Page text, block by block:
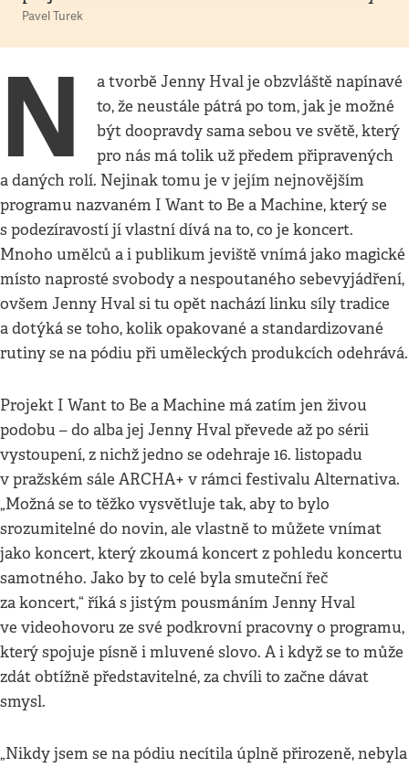
Pavel Turek
N
a tvorbě Jenny Hval je obzvláště napínavé
to, že neustále pátrá po tom, jak je možné
být doopravdy sama sebou ve světě, který
pro nás má tolik už předem připravených
a daných rolí. Nejinak tomu je v jejím nejnovějším
programu nazvaném I Want to Be a Machine, který se
s podezíravostí jí vlastní dívá na to, co je koncert.
Mnoho umělců a i publikum jeviště vnímá jako magické
místo naprosté svobody a nespoutaného sebevyjádření,
ovšem Jenny Hval si tu opět nachází linku síly tradice
a dotýká se toho, kolik opakované a standardizované
rutiny se na pódiu při uměleckých produkcích odehrává.
Projekt I Want to Be a Machine má zatím jen živou
podobu – do alba jej Jenny Hval převede až po sérii
vystoupení, z nichž jedno se odehraje 16. listopadu
v pražském sále ARCHA+ v rámci festivalu Alternativa.
„Možná se to těžko vysvětluje tak, aby to bylo
srozumitelné do novin, ale vlastně to můžete vnímat
jako koncert, který zkoumá koncert z pohledu koncertu
samotného. Jako by to celé byla smuteční řeč
za koncert,“ říká s jistým pousmáním Jenny Hval
ve videohovoru ze své podkrovní pracovny o programu,
který spojuje písně i mluvené slovo. A i když se to může
zdát obtížně představitelné, za chvíli to začne dávat
smysl.
„Nikdy jsem se na pódiu necítila úplně přirozeně, nebyla